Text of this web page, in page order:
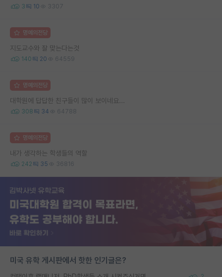
3 10 3307
명예의전당
지도교수와 잘 맞는다는것
140 20 64559
명예의전당
대학원에 답답한 친구들이 많이 보이네요...
308 34 64788
명예의전당
내가 생각하는 학생들의 역할
242 35 36816
미국 유학 게시판에서 핫한 인기글은?